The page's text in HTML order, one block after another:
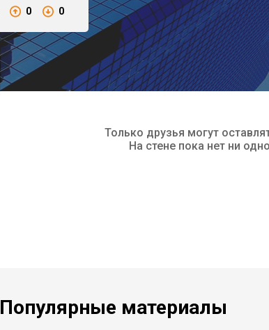
0 0
Только друзья могут
На стене пока нет ни
Популярные материалы